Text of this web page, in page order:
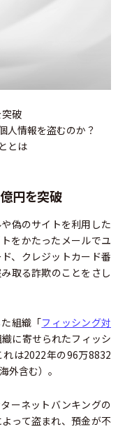
破
人情報を盗むのか？
とは
円を突破
偽のサイトを利用した
をかたったメールでユ
、クレジットカード番
取る詐欺のことをさし
組織「フィッシング対
に寄せられたフィッシ
は2022年の96万8832
外含む）。
ーネットバンキングの
って盗まれ、預金が不